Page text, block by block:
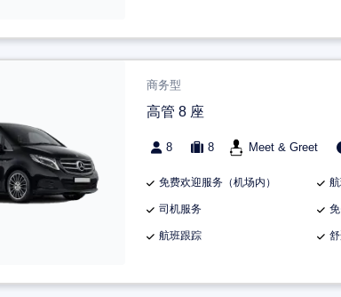
商务型
高管 8 座
8 8 Meet & Greet
免费欢迎服务（机场内）
司机服务
航班跟踪